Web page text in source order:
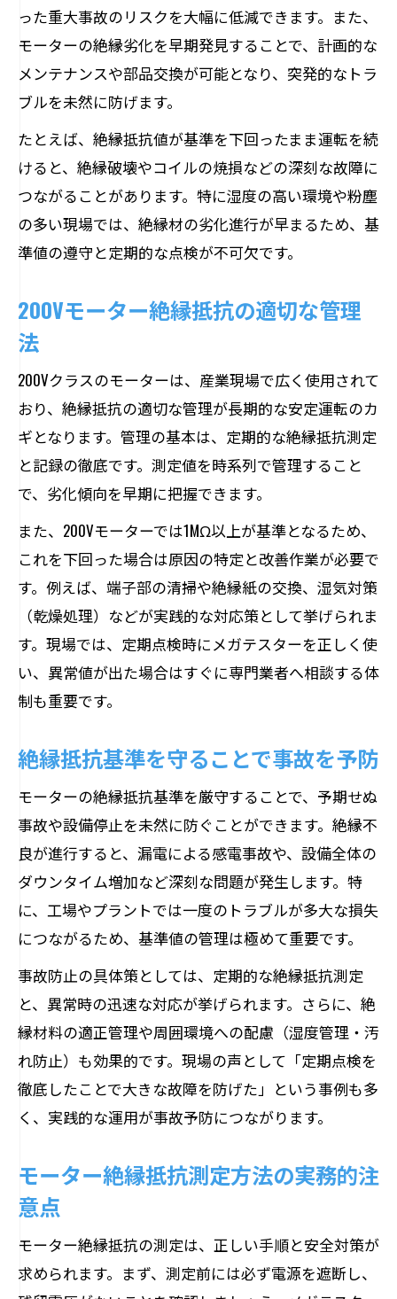
った重大事故のリスクを大幅に低減できます。また、
モーターの絶縁劣化を早期発見することで、計画的な
メンテナンスや部品交換が可能となり、突発的なトラ
ブルを未然に防げます。
たとえば、絶縁抵抗値が基準を下回ったまま運転を続
けると、絶縁破壊やコイルの焼損などの深刻な故障に
つながることがあります。特に湿度の高い環境や粉塵
の多い現場では、絶縁材の劣化進行が早まるため、基
準値の遵守と定期的な点検が不可欠です。
200Vモーター絶縁抵抗の適切な管理
法
200Vクラスのモーターは、産業現場で広く使用されて
おり、絶縁抵抗の適切な管理が長期的な安定運転のカ
ギとなります。管理の基本は、定期的な絶縁抵抗測定
と記録の徹底です。測定値を時系列で管理すること
で、劣化傾向を早期に把握できます。
また、200Vモーターでは1MΩ以上が基準となるため、
これを下回った場合は原因の特定と改善作業が必要で
す。例えば、端子部の清掃や絶縁紙の交換、湿気対策
（乾燥処理）などが実践的な対応策として挙げられま
す。現場では、定期点検時にメガテスターを正しく使
い、異常値が出た場合はすぐに専門業者へ相談する体
制も重要です。
絶縁抵抗基準を守ることで事故を予防
モーターの絶縁抵抗基準を厳守することで、予期せぬ
事故や設備停止を未然に防ぐことができます。絶縁不
良が進行すると、漏電による感電事故や、設備全体の
ダウンタイム増加など深刻な問題が発生します。特
に、工場やプラントでは一度のトラブルが多大な損失
につながるため、基準値の管理は極めて重要です。
事故防止の具体策としては、定期的な絶縁抵抗測定
と、異常時の迅速な対応が挙げられます。さらに、絶
縁材料の適正管理や周囲環境への配慮（湿度管理・汚
れ防止）も効果的です。現場の声として「定期点検を
徹底したことで大きな故障を防げた」という事例も多
く、実践的な運用が事故予防につながります。
モーター絶縁抵抗測定方法の実務的注
意点
モーター絶縁抵抗の測定は、正しい手順と安全対策が
求められます。まず、測定前には必ず電源を遮断し、